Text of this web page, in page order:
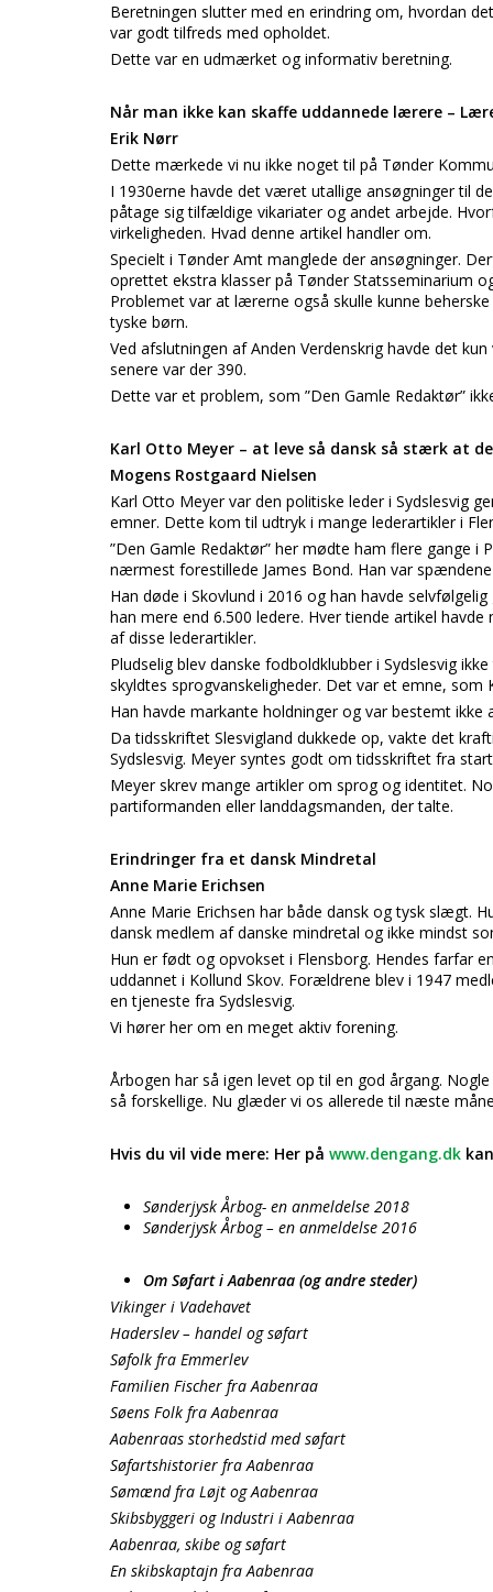
Beretningen slutter med en erindring om, hvordan
var godt tilfreds med opholdet.
Dette var en udmærket og informativ beretning.
Når man ikke kan skaffe uddannede lærere –
Erik Nørr
Dette mærkede vi nu ikke noget til på Tønder
I 1930erne havde det været utallige ansøgninger til
påtage sig tilfældige vikariater og andet arbejde.
virkeligheden. Hvad denne artikel handler om.
Specielt i Tønder Amt manglede der ansøgninger.
oprettet ekstra klasser på Tønder Statsseminarium
Problemet var at lærerne også skulle kunne
tyske børn.
Ved afslutningen af Anden Verdenskrig havde det
senere var der 390.
Dette var et problem, som ”Den Gamle Redaktør”
Karl Otto Meyer – at leve så dansk så stærk at
Mogens Rostgaard Nielsen
Karl Otto Meyer var den politiske leder i Sydslesvig
emner. Dette kom til udtryk i mange lederartikler i
”Den Gamle Redaktør” her mødte ham flere gange i
nærmest forestillede James Bond. Han var
Han døde i Skovlund i 2016 og han havde
han mere end 6.500 ledere. Hver tiende artikel
af disse lederartikler.
Pludselig blev danske fodboldklubber i Sydslesvig
skyldtes sprogvanskeligheder. Det var et emne,
Han havde markante holdninger og var bestemt ikke
Da tidsskriftet Slesvigland dukkede op, vakte det
Sydslesvig. Meyer syntes godt om tidsskriftet fra
Meyer skrev mange artikler om sprog og identitet.
partiformanden eller landdagsmanden, der talte.
Erindringer fra et dansk Mindretal
Anne Marie Erichsen
Anne Marie Erichsen har både dansk og tysk slægt.
dansk medlem af danske mindretal og ikke mindst
Hun er født og opvokset i Flensborg. Hendes farfar
uddannet i Kollund Skov. Forældrene blev i 1947
en tjeneste fra Sydslesvig.
Vi hører her om en meget aktiv forening.
Årbogen har så igen levet op til en god årgang.
så forskellige. Nu glæder vi os allerede til næste
Hvis du vil vide mere: Her på www.dengang.dk
Sønderjysk Årbog- en anmeldelse 2018
Sønderjysk Årbog – en anmeldelse 2016
Om Søfart i Aabenraa (og andre steder)
Vikinger i Vadehavet
Haderslev – handel og søfart
Søfolk fra Emmerlev
Familien Fischer fra Aabenraa
Søens Folk fra Aabenraa
Aabenraas storhedstid med søfart
Søfartshistorier fra Aabenraa
Sømænd fra Løjt og Aabenraa
Skibsbyggeri og Industri i Aabenraa
Aabenraa, skibe og søfart
En skibskaptajn fra Aabenraa